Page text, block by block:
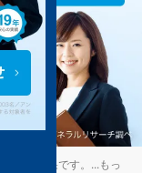
検索結果です。 ...もっ